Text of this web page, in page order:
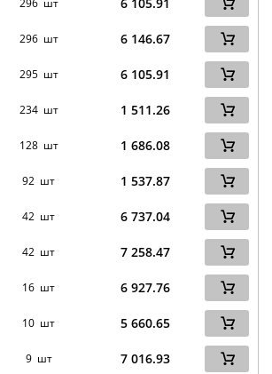
296 шт 6 146.67
295 шт 6 105.91
234 шт 1 511.26
128 шт 1 686.08
92 шт 1 537.87
42 шт 6 737.04
42 шт 7 258.47
16 шт 6 927.76
10 шт 5 660.65
9 шт 7 016.93